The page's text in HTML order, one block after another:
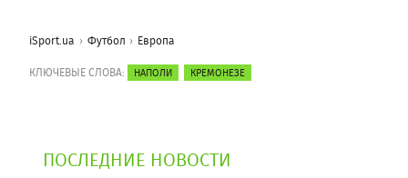
iSport.ua Футбол Европа
КЛЮЧЕВЫЕ СЛОВА: НАПОЛИ КРЕМОНЕЗЕ
ПОСЛЕДНИЕ НОВОСТИ